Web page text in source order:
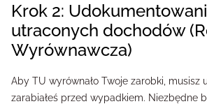
Krok 2: Udokumentowanie
utraconych dochodów
Wyrównawcza)
Aby TU wyrównało Twoje zarobki, musisz
zarabiałeś przed wypadkiem. Niezbędne